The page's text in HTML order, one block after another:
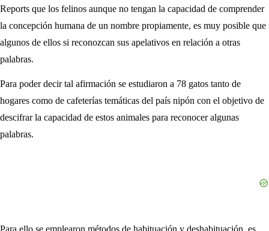
Reports que los felinos aunque no tengan la capacidad de comprender
la concepción humana de un nombre propiamente, es muy posible que
algunos de ellos si reconozcan sus apelativos en relación a otras
palabras.
Para poder decir tal afirmación se estudiaron a 78 gatos tanto de
hogares como de cafeterías temáticas del país nipón con el objetivo de
descifrar la capacidad de estos animales para reconocer algunas
palabras.
Para ello se emplearon métodos de habituación y deshabituación, es